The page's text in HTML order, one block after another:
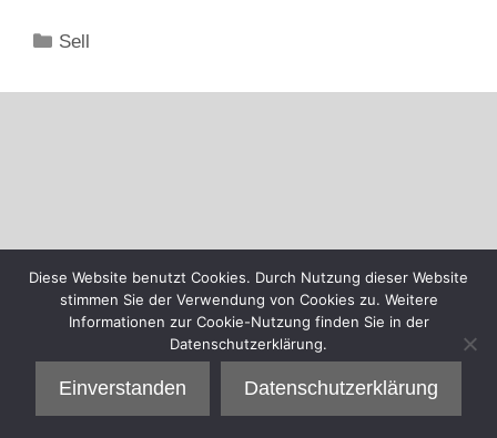
Kategorien
Sell
Diese Website benutzt Cookies. Durch Nutzung dieser Website
stimmen Sie der Verwendung von Cookies zu. Weitere
Informationen zur Cookie-Nutzung finden Sie in der
Datenschutzerklärung.
Einverstanden Datenschutzerklärung